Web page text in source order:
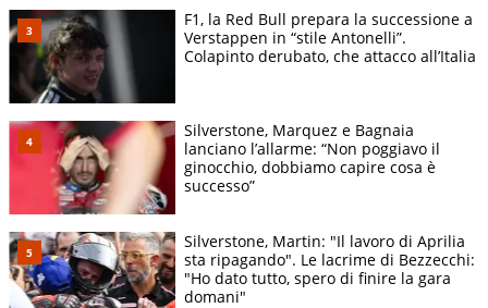
F1, la Red Bull prepara la successione a
Verstappen in “stile Antonelli”.
Colapinto derubato, che attacco all’Italia
Silverstone, Marquez e Bagnaia
lanciano l’allarme: “Non poggiavo il
ginocchio, dobbiamo capire cosa è
successo”
Silverstone, Martin: "Il lavoro di Aprilia
sta ripagando". Le lacrime di Bezzecchi:
"Ho dato tutto, spero di finire la gara
domani"